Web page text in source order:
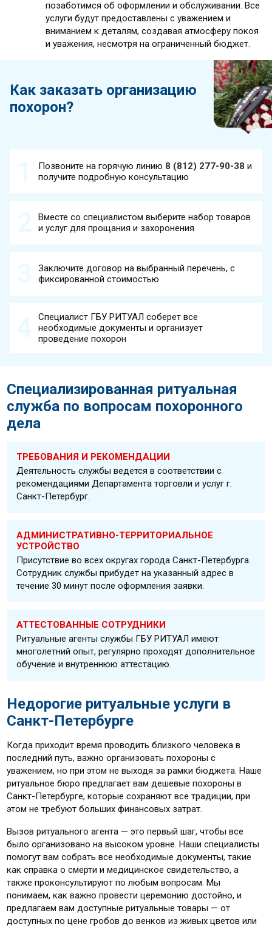
позаботимся об оформлении и обслуживании. Все
услуги будут предоставлены с уважением и
вниманием к деталям, создавая атмосферу покоя
и уважения, несмотря на ограниченный бюджет.
Как заказать организацию
похорон?
Позвоните на горячую линию 8 (812) 277-90-38 и
получите подробную консультацию
Вместе со специалистом выберите набор товаров
и услуг для прощания и захоронения
Заключите договор на выбранный перечень, с
фиксированной стоимостью
Специалист ГБУ РИТУАЛ соберет все
необходимые документы и организует
проведение похорон
Специализированная ритуальная
служба по вопросам похоронного
дела
ТРЕБОВАНИЯ И РЕКОМЕНДАЦИИ
Деятельность службы ведется в соответствии с
рекомендациями Департамента торговли и услуг г.
Санкт-Петербург.
АДМИНИСТРАТИВНО-ТЕРРИТОРИАЛЬНОЕ
УСТРОЙСТВО
Присутствие во всех округах города Санкт-Петербурга.
Сотрудник службы прибудет на указанный адрес в
течение 30 минут после оформления заявки.
АТТЕСТОВАННЫЕ СОТРУДНИКИ
Ритуальные агенты службы ГБУ РИТУАЛ имеют
многолетний опыт, регулярно проходят дополнительное
обучение и внутреннюю аттестацию.
Недорогие ритуальные услуги в
Санкт-Петербурге
Когда приходит время проводить близкого человека в
последний путь, важно организовать похороны с
уважением, но при этом не выходя за рамки бюджета. Наше
ритуальное бюро предлагает вам дешевые похороны в
Санкт-Петербурге, которые сохраняют все традиции, при
этом не требуют больших финансовых затрат.
Вызов ритуального агента — это первый шаг, чтобы все
было организовано на высоком уровне. Наши специалисты
помогут вам собрать все необходимые документы, такие
как справка о смерти и медицинское свидетельство, а
также проконсультируют по любым вопросам. Мы
понимаем, как важно провести церемонию достойно, и
предлагаем вам доступные ритуальные товары — от
доступных по цене гробов до венков из живых цветов или